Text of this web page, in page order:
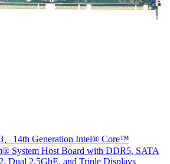
、14th Generation Intel® Core™
System Host Board with DDR5, SATA
Dual 2.5GbE, and Triple Displays